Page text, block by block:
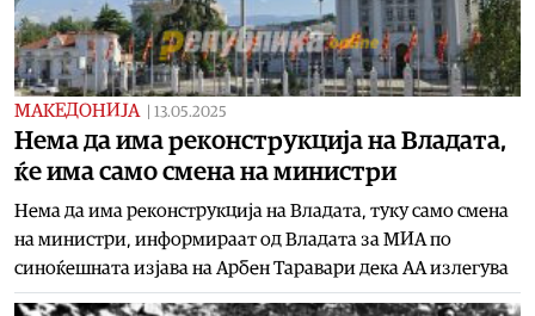
МАКЕДОНИЈА 13.05.2025
Нема да има реконструкција на Владата,
ќе има само смена на министри
Нема да има реконструкција на Владата, туку само смена
на министри, информираат од Владата за МИА по
синоќешната изјава на Арбен Таравари дека АА излегува